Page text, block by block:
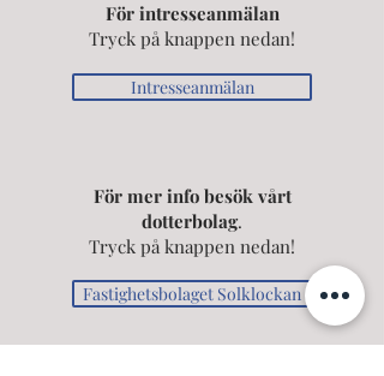
För intresseanmälan
Tryck på knappen nedan!
Intresseanmälan
För mer info besök vårt
dotterbolag.
Tryck på knappen nedan!
Fastighetsbolaget Solklockan